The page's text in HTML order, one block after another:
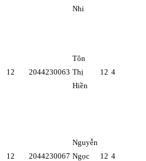
Nhi
12 2044230063
Tôn
Thị
Hiền
12 4
12 2044230067
Nguyễn
Ngọc
12 4